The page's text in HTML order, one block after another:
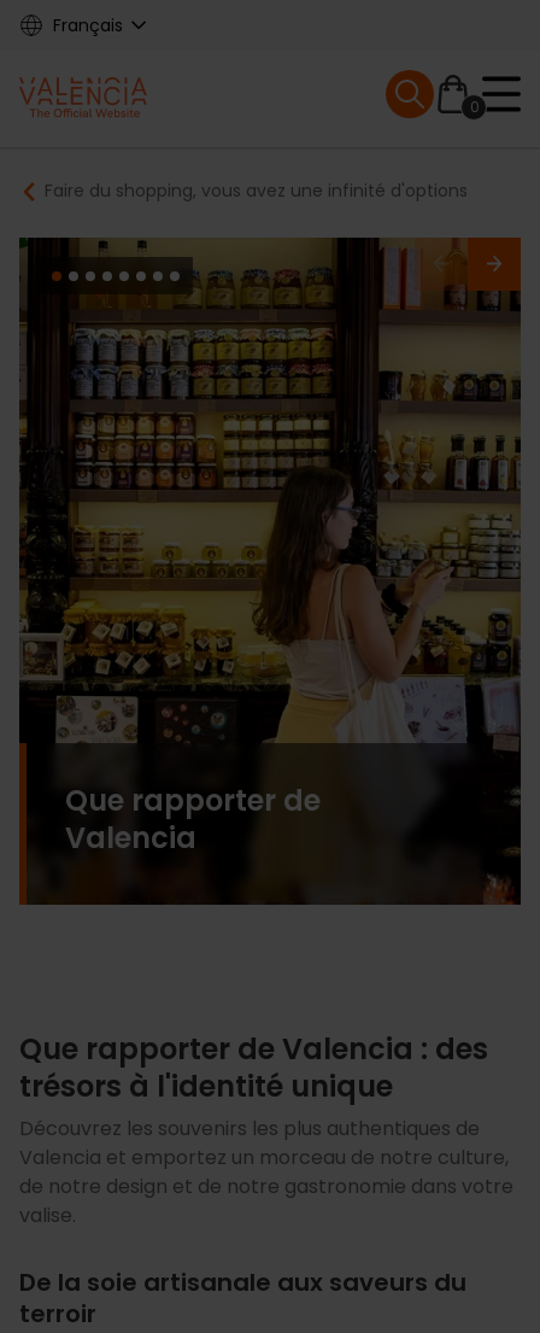
Skip
content
Français
Main
navigation
0
Mobile menu
Breadcrumb
Faire du shopping, vous avez une infinité d'options
Que rapporter de
Valencia
Que rapporter de Valencia : des
trésors à l'identité unique
Découvrez les souvenirs les plus authentiques de
Valencia et emportez un morceau de notre culture,
de notre design et de notre gastronomie dans votre
valise.
De la soie artisanale aux saveurs du
terroir